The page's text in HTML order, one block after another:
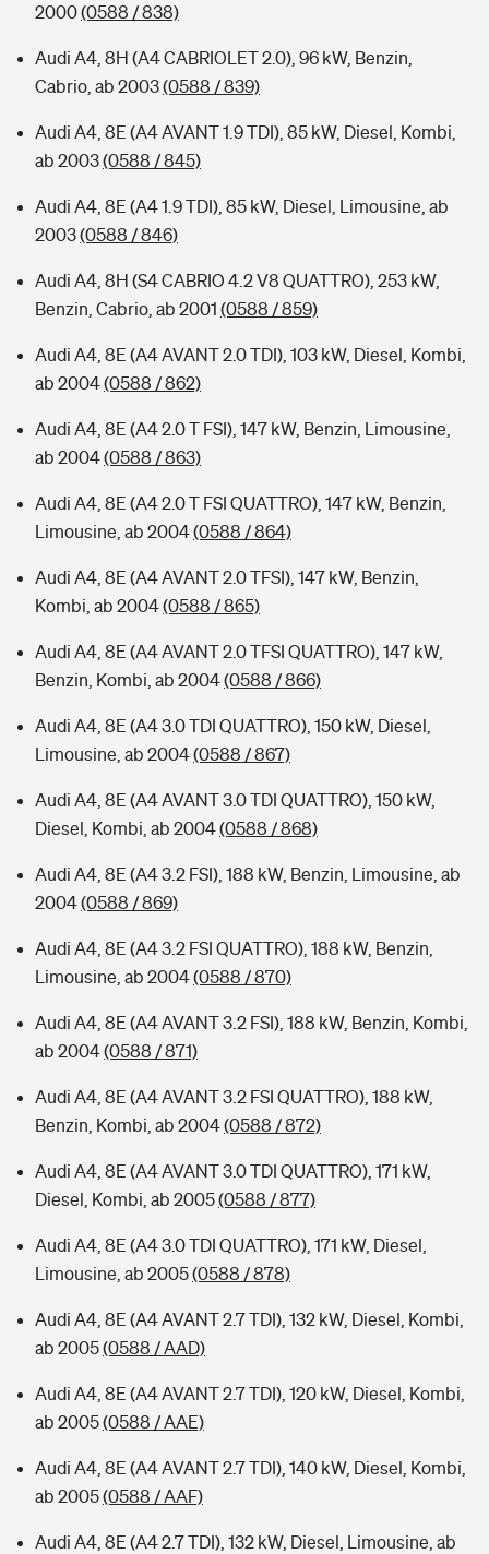
2000(0588 / 838)
Audi A4, 8H (A4 CABRIOLET 2.0), 96 kW, Benzin,
Cabrio, ab 2003(0588 / 839)
Audi A4, 8E (A4 AVANT 1.9 TDI), 85 kW, Diesel, Kombi,
ab 2003(0588 / 845)
Audi A4, 8E (A4 1.9 TDI), 85 kW, Diesel, Limousine, ab
2003(0588 / 846)
Audi A4, 8H (S4 CABRIO 4.2 V8 QUATTRO), 253 kW,
Benzin, Cabrio, ab 2001 (0588 / 859)
Audi A4, 8E (A4 AVANT 2.0 TDI), 103 kW, Diesel, Kombi,
ab 2004(0588 / 862)
Audi A4, 8E (A4 2.0 T FSI), 147 kW, Benzin, Limousine,
ab 2004(0588 / 863)
Audi A4, 8E (A4 2.0 T FSI QUATTRO), 147 kW, Benzin,
Limousine, ab 2004(0588 / 864)
Audi A4, 8E (A4 AVANT 2.0 TFSI), 147 kW, Benzin,
Kombi, ab 2004(0588 / 865)
Audi A4, 8E (A4 AVANT 2.0 TFSI QUATTRO), 147 kW,
Benzin, Kombi, ab 2004(0588 / 866)
Audi A4, 8E (A4 3.0 TDI QUATTRO), 150 kW, Diesel,
Limousine, ab 2004(0588 / 867)
Audi A4, 8E (A4 AVANT 3.0 TDI QUATTRO), 150 kW,
Diesel, Kombi, ab 2004(0588 / 868)
Audi A4, 8E (A4 3.2 FSI), 188 kW, Benzin, Limousine, ab
2004(0588 / 869)
Audi A4, 8E (A4 3.2 FSI QUATTRO), 188 kW, Benzin,
Limousine, ab 2004(0588 / 870)
Audi A4, 8E (A4 AVANT 3.2 FSI), 188 kW, Benzin, Kombi,
ab 2004(0588 / 871)
Audi A4, 8E (A4 AVANT 3.2 FSI QUATTRO), 188 kW,
Benzin, Kombi, ab 2004(0588 / 872)
Audi A4, 8E (A4 AVANT 3.0 TDI QUATTRO), 171 kW,
Diesel, Kombi, ab 2005(0588 / 877)
Audi A4, 8E (A4 3.0 TDI QUATTRO), 171 kW, Diesel,
Limousine, ab 2005(0588 / 878)
Audi A4, 8E (A4 AVANT 2.7 TDI), 132 kW, Diesel, Kombi,
ab 2005(0588 / AAD)
Audi A4, 8E (A4 AVANT 2.7 TDI), 120 kW, Diesel, Kombi,
ab 2005(0588 / AAE)
Audi A4, 8E (A4 AVANT 2.7 TDI), 140 kW, Diesel, Kombi,
ab 2005(0588 / AAF)
Audi A4, 8E (A4 2.7 TDI), 132 kW, Diesel, Limousine, ab